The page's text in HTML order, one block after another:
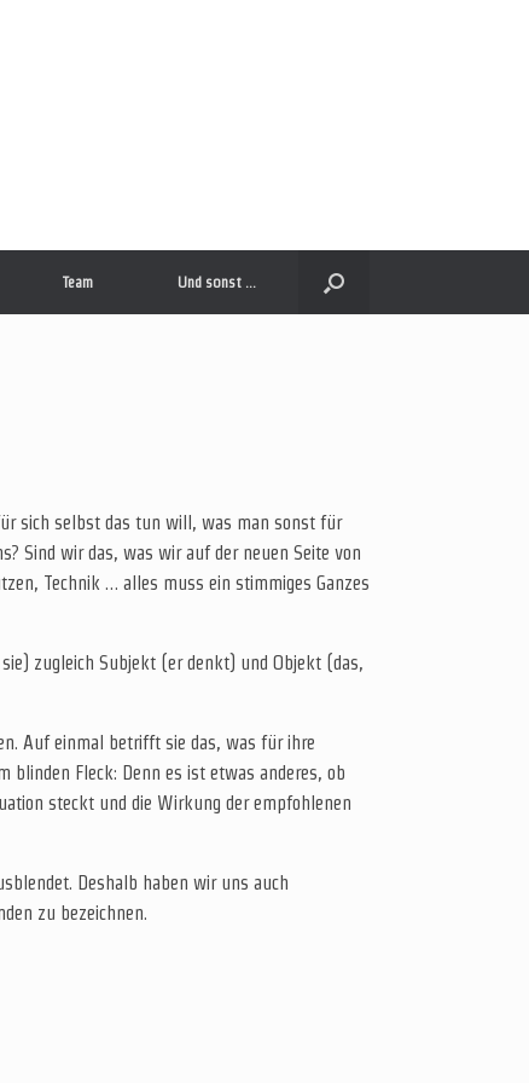
Team Und sonst …
sich selbst das tun will, was man sonst für
Sind wir das, was wir auf der neuen Seite von
Technik … alles muss ein stimmiges Ganzes
zugleich Subjekt (er denkt) und Objekt (das,
Auf einmal betrifft sie das, was für ihre
blinden Fleck: Denn es ist etwas anderes, ob
steckt und die Wirkung der empfohlenen
Deshalb haben wir uns auch
zu bezeichnen.